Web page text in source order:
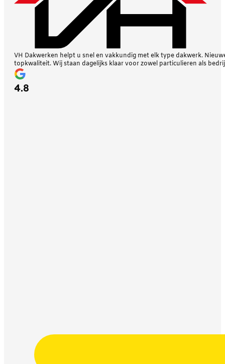
VH Dakwerken helpt u snel en vakkundig met elk type dakwerk.
topkwaliteit. Wij staan dagelijks klaar voor zowel particulieren als
4.8